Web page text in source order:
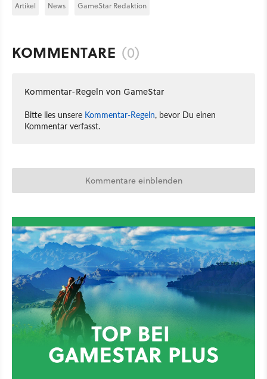
Artikel News GameStar Redaktion
KOMMENTARE (0)
Kommentar-Regeln von GameStar
Bitte lies unsere Kommentar-Regeln, bevor Du einen
Kommentar verfasst.
Kommentare einblenden